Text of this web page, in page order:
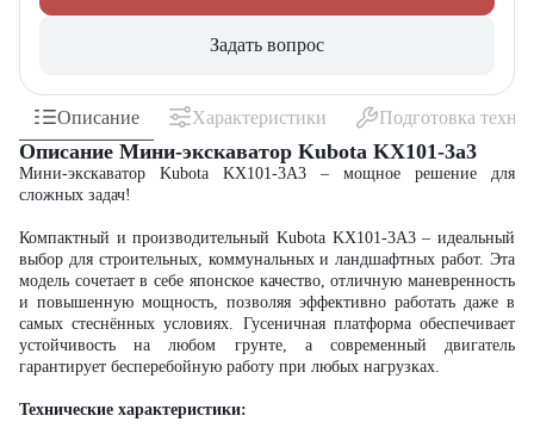
Задать вопрос
Описание Характеристики Подготовка
Описание Мини-экскаватор Kubota KX101-3a3
Мини-экскаватор Kubota KX101-3A3 – мощное решение для
сложных задач!
Компактный и производительный Kubota KX101-3A3 – идеальный
выбор для строительных, коммунальных и ландшафтных работ. Эта
модель сочетает в себе японское качество, отличную маневренность
и повышенную мощность, позволяя эффективно работать даже в
самых стеснённых условиях. Гусеничная платформа обеспечивает
устойчивость на любом грунте, а современный двигатель
гарантирует бесперебойную работу при любых нагрузках.
Технические характеристики: